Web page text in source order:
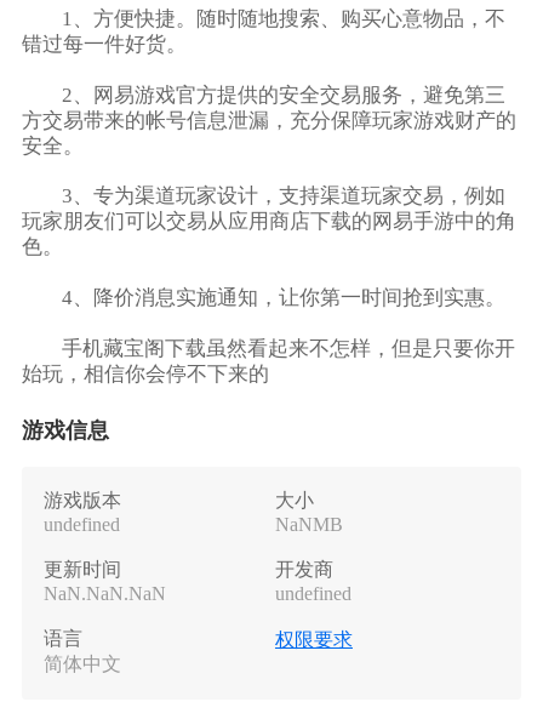
1、方便快捷。随时随地搜索、购买心意物品，不
错过每一件好货。
2、网易游戏官方提供的安全交易服务，避免第三
方交易带来的帐号信息泄漏，充分保障玩家游戏财产的
安全。
3、专为渠道玩家设计，支持渠道玩家交易，例如
玩家朋友们可以交易从应用商店下载的网易手游中的角
色。
4、降价消息实施通知，让你第一时间抢到实惠。
手机藏宝阁下载虽然看起来不怎样，但是只要你开
始玩，相信你会停不下来的
游戏信息
游戏版本
undefined
大小
NaNMB
更新时间
NaN.NaN.NaN
开发商
undefined
语言
简体中文
权限要求